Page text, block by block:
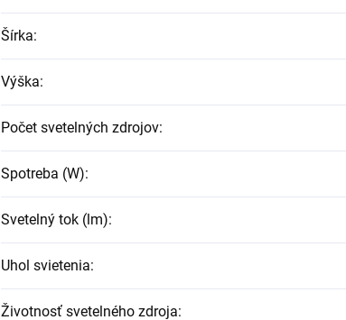
Šírka:
Výška:
Počet svetelných zdrojov:
Spotreba (W):
Svetelný tok (lm):
Uhol svietenia:
Životnosť svetelného zdroja: